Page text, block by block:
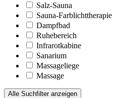
Salz-Sauna
Sauna-Farblichttherapie
Dampfbad
Ruhebereich
Infrarotkabine
Sanarium
Massageliege
Massage
Alle Suchfilter anzeigen